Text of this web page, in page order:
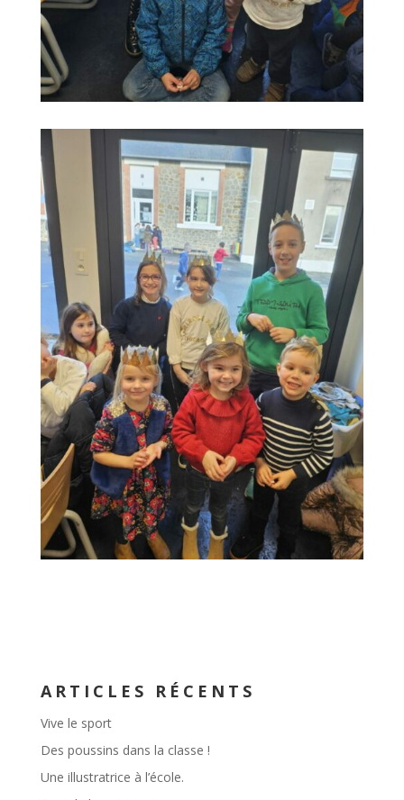
ARTICLES RÉCENTS
Vive le sport
Des poussins dans la classe !
Une illustratrice à l’école.